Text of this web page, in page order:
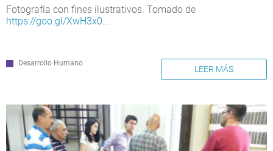
Fotografía con fines ilustrativos. Tomado de
https://goo.gl/XwH3x0...
Desarrollo Humano
LEER MÁS